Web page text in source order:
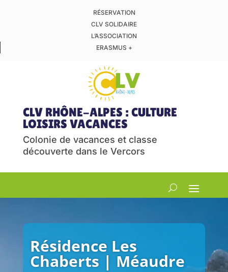
RÉSERVATION
CLV SOLIDAIRE
L’ASSOCIATION
ERASMUS +
CLV RHÔNE-ALPES : CULTURE
LOISIRS VACANCES
Colonie de vacances et classe
découverte dans le Vercors
Résidence Les
Chaberts | Méaudre